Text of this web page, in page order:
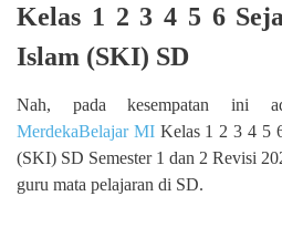
Kelas 1 2 3 4 5 6
Islam (SKI) SD
Nah, pada kesempatan ini
MerdekaBelajar MIKelas 1 2 3 4 5
(SKI) SD Semester 1 dan 2 Revisi
guru mata pelajaran di SD.